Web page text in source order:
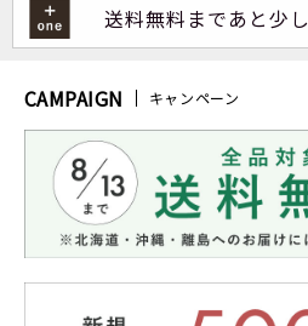
送料無料まであと少し
CAMPAIGN キャンペーン